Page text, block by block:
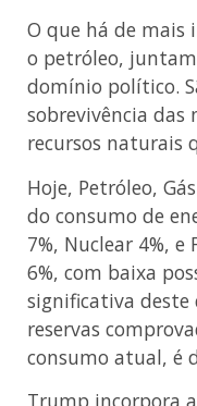
O que há de
o petróleo,
domínio político.
sobrevivência das
recursos naturais
Hoje, Petróleo,
do consumo de
7%, Nuclear 4%, e
6%, com baixa
significativa deste
reservas
consumo atual, é
Trump incorpora